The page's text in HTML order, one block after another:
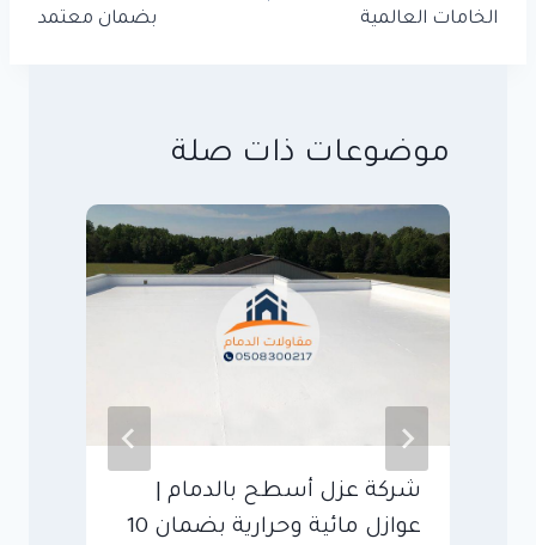
الخامات العالمية
بضمان معتمد
موضوعات ذات صلة
شركة عزل أسطح بالدمام |
عوازل مائية وحرارية بضمان 10